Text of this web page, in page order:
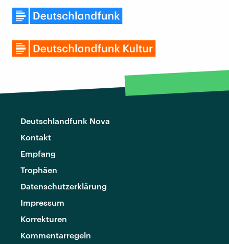
Deutschlandfunk Nova
Kontakt
Empfang
Trophäen
Datenschutzerklärung
Impressum
Korrekturen
Kommentarregeln